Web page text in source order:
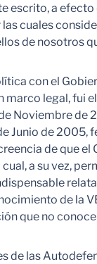
escrito, a
cuales
de nosotros
con el
marco legal, fui
Noviembre de
Junio de
de que
a su vez,
de la
que no
de las